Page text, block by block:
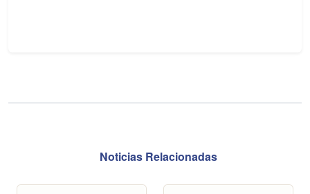
Noticias Relacionadas